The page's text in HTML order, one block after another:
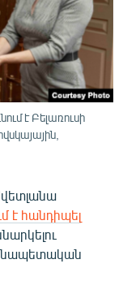
է Բելառուսի
է հանդիպել